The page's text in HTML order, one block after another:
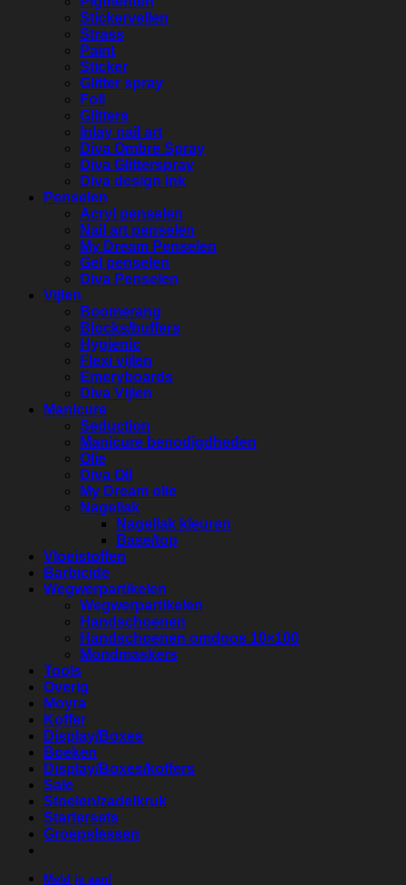
Stickervellen
Strass
Paint
Sticker
Glitter spray
Foil
Glitters
Inlay nail art
Diva Ombre Spray
Diva Glitterspray
Diva design ink
Penselen
Acryl penselen
Nail art penselen
My Dream Penselen
Gel penselen
Diva Penselen
Vijlen
Boomerang
Blocks/buffers
Hygienic
Flexi vijlen
Emeryboards
Diva Vijlen
Manicure
Seduction
Manicure benodigdheden
Olie
Diva Oil
My Dream olie
Nagellak
Nagellak kleuren
Base/top
Vloeistoffen
Barbicide
Wegwerpartikelen
Wegwerpartikelen
Handschoenen
Handschoenen omdoos 10×100
Mondmaskers
Tools
Overig
Moyra
Koffer
Display/Boxes
Boeken
Display/Boxes/koffers
Sale
Stoelen/zadelkruk
Startersets
Groepslessen
Meld je aan!